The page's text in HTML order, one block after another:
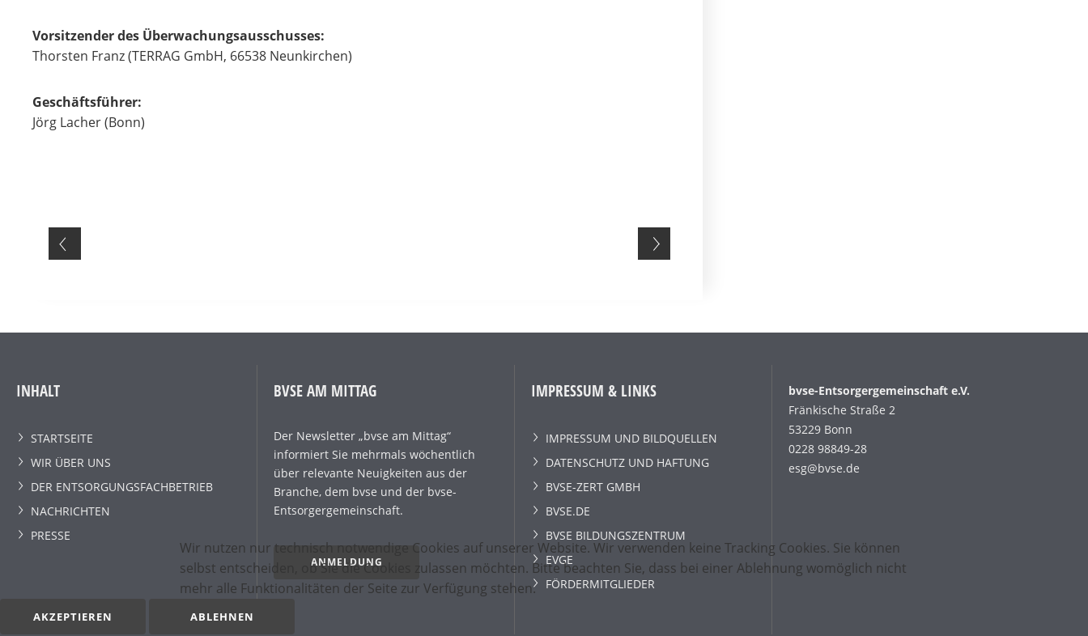
Vorsitzender des Überwachungsausschusses:
Thorsten Franz (TERRAG GmbH, 66538 Neunkirchen)
Geschäftsführer:
Jörg Lacher (Bonn)
INHALT
STARTSEITE
WIR ÜBER UNS
DER ENTSORGUNGSFACHBETRIEB
NACHRICHTEN
PRESSE
BVSE AM MITTAG
Der Newsletter „bvse am Mittag“
informiert Sie mehrmals wöchentlich
über relevante Neuigkeiten aus der
Branche, dem bvse und der bvse-
Entsorgergemeinschaft.
ANMELDUNG
IMPRESSUM & LINKS
IMPRESSUM UND BILDQUELLEN
DATENSCHUTZ UND HAFTUNG
BVSE-ZERT GMBH
BVSE.DE
BVSE BILDUNGSZENTRUM
EVGE
FÖRDERMITGLIEDER
bvse-Entsorgergemeinschaft e.V.
Fränkische Straße 2
53229 Bonn
0228 98849-28
esg@bvse.de
Wir nutzen nur technisch notwendige Cookies auf unserer Website. Wir verwenden keine Tracking Cookies. Sie können
selbst entscheiden, ob Sie die Cookies zulassen möchten. Bitte beachten Sie, dass bei einer Ablehnung womöglich nicht
mehr alle Funktionalitäten der Seite zur Verfügung stehen.
AKZEPTIEREN ABLEHNEN